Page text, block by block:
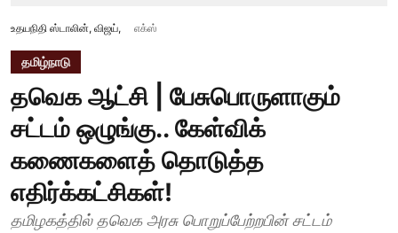
உதயநிதி ஸ்டாலின், விஜய், எக்ஸ்
தமிழ்நாடு
தவெக ஆட்சி | பேசுபொருளாகும்
சட்டம் ஒழுங்கு.. கேள்விக்
கணைகளைத் தொடுத்த
எதிர்க்கட்சிகள்!
தமிழகத்தில் தவெக அரசு பொறுப்பேற்றபின் சட்டம்